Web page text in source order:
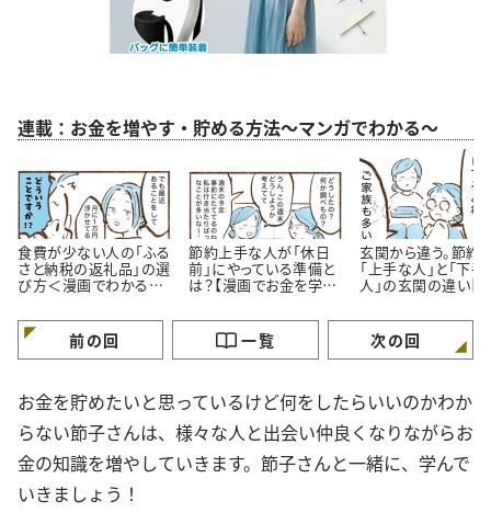
連載：お金を増やす・貯める方法～マンガでわかる～
食費が少ない人の「ふる
さと納税の返礼品」の選
び方＜漫画でわかるお
節約上手な人が「休日
前」にやっている準備と
は？【漫画でお金を学
玄関から違う。節約
「上手な人」と「下
人」の玄関の違い【
前の回 一覧 次の回
お金を貯めたいと思っているけど何をしたらいいのかわか
らない節子さんは、様々な人と出会い仲良くなりながらお
金の知識を増やしていきます。節子さんと一緒に、学んで
いきましょう！